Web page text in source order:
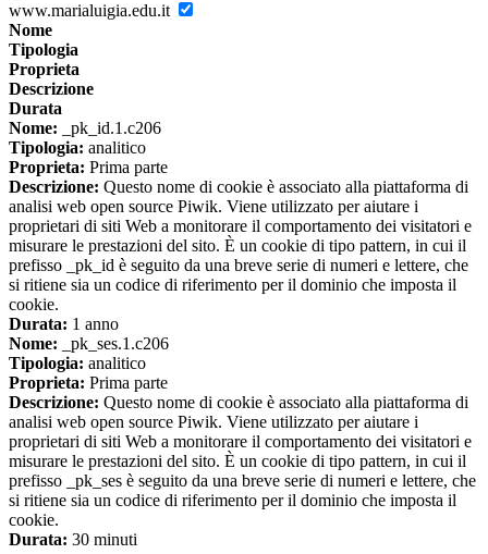
www.marialuigia.edu.it
Nome
Tipologia
Proprieta
Descrizione
Durata
Nome: _pk_id.1.c206
Tipologia: analitico
Proprieta: Prima parte
Descrizione: Questo nome di cookie è associato alla piattaforma di
analisi web open source Piwik. Viene utilizzato per aiutare i
proprietari di siti Web a monitorare il comportamento dei visitatori e
misurare le prestazioni del sito. È un cookie di tipo pattern, in cui il
prefisso _pk_id è seguito da una breve serie di numeri e lettere, che
si ritiene sia un codice di riferimento per il dominio che imposta il
cookie.
Durata: 1 anno
Nome: _pk_ses.1.c206
Tipologia: analitico
Proprieta: Prima parte
Descrizione: Questo nome di cookie è associato alla piattaforma di
analisi web open source Piwik. Viene utilizzato per aiutare i
proprietari di siti Web a monitorare il comportamento dei visitatori e
misurare le prestazioni del sito. È un cookie di tipo pattern, in cui il
prefisso _pk_ses è seguito da una breve serie di numeri e lettere, che
si ritiene sia un codice di riferimento per il dominio che imposta il
cookie.
Durata: 30 minuti